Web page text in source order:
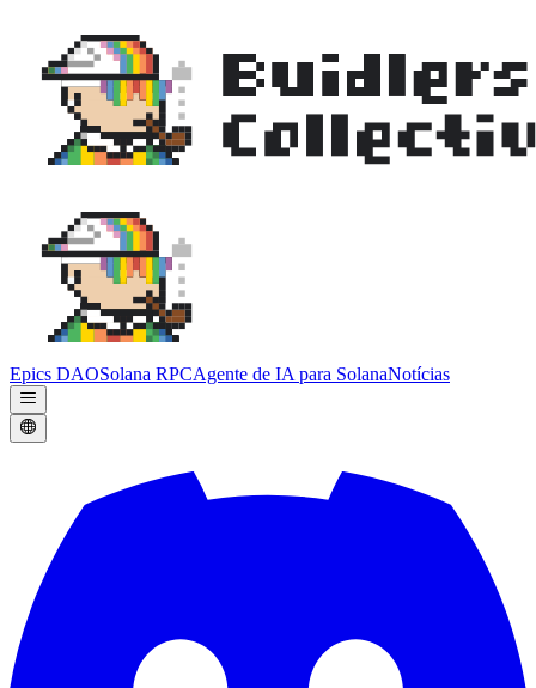
Epics DAOSolana RPCAgente de IA para SolanaNotícias